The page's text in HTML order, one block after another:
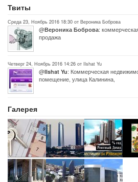
Твиты
Среда 23, Ноябрь 2016 18:30 от Вероника Боброва
@Вероника Боброва:
продажа
Четверг 24, Ноябрь 2016 14:26 от Ilshat Yu
@Ilshat Yu: Коммерческая
помещение, улица Калинина,
Галерея